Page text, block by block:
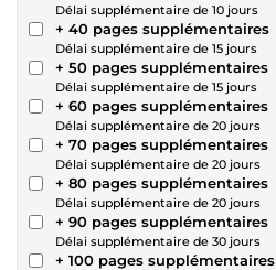
Délai supplémentaire de 10 jours
+ 40 pages supplémentaires
Délai supplémentaire de 15 jours
+ 50 pages supplémentaires
Délai supplémentaire de 15 jours
+ 60 pages supplémentaires
Délai supplémentaire de 20 jours
+ 70 pages supplémentaires
Délai supplémentaire de 20 jours
+ 80 pages supplémentaires
Délai supplémentaire de 20 jours
+ 90 pages supplémentaires
Délai supplémentaire de 30 jours
+ 100 pages supplémentaires